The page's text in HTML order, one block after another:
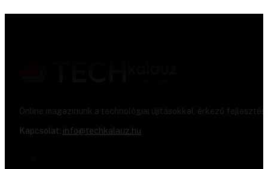
Online magazinunk a technológiai újításokkal, érkező
Kapcsolat: info@techkalauz.hu